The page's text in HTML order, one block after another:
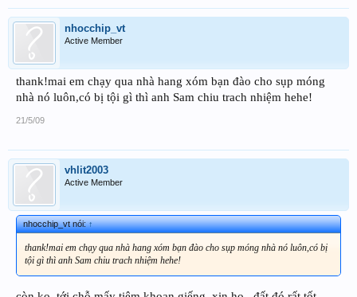
nhocchip_vt
Active Member
thank!mai em chạy qua nhà hang xóm bạn đào cho sụp móng
nhà nó luôn,có bị tội gì thì anh Sam chiu trach nhiệm hehe!
21/5/09
vhlit2003
Active Member
nhocchip_vt nói:↑
thank!mai em chạy qua nhà hang xóm bạn đào cho sụp móng nhà nó luôn,có bị
tội gì thì anh Sam chiu trach nhiệm hehe!